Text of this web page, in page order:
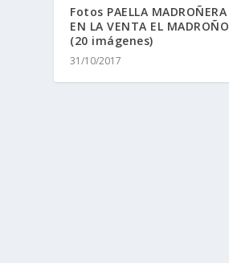
Fotos PAELLA MADROÑERA
EN LA VENTA EL MADROÑO
(20 imágenes)
31/10/2017